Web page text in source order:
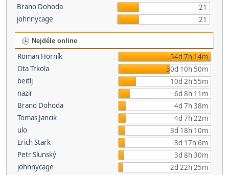
Brano Dohoda
21
johnnycage
21
Nejdéle online
Roman Horník
54d 7h 14m
Ota Trkola
30d 10h 50m
beitlj
10d 2h 55m
nazir
6d 8h 11m
Brano Dohoda
4d 7h 38m
Tomas Jancik
4d 7h 22m
ulo
3d 18h 10m
Erich Stark
3d 17h 6m
Petr Slunský
3d 8h 30m
johnnycage
2d 22h 25m